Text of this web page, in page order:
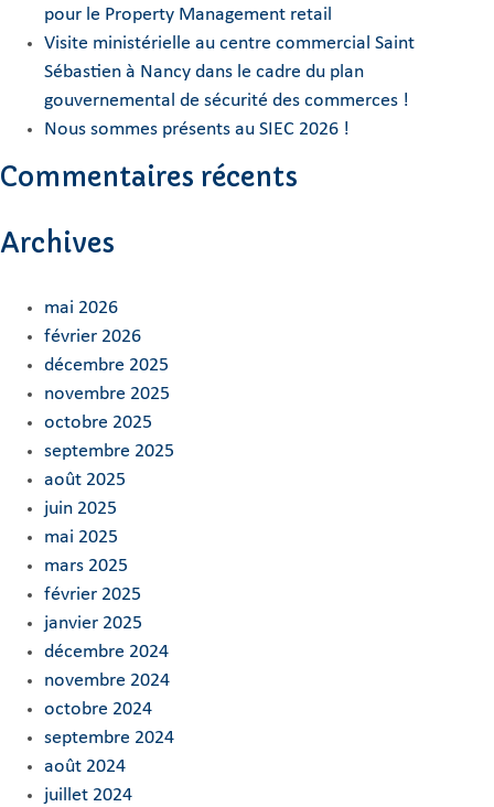
pour le Property Management retail
Visite ministérielle au centre commercial Saint
Sébastien à Nancy dans le cadre du plan
gouvernemental de sécurité des commerces !
Nous sommes présents au SIEC 2026 !
Commentaires récents
Archives
mai 2026
février 2026
décembre 2025
novembre 2025
octobre 2025
septembre 2025
août 2025
juin 2025
mai 2025
mars 2025
février 2025
janvier 2025
décembre 2024
novembre 2024
octobre 2024
septembre 2024
août 2024
juillet 2024